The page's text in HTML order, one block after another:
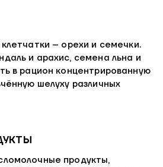
– орехи и семечки.
и арахис, семена льна и
в рацион концентрированную
шелуху различных
продукты,